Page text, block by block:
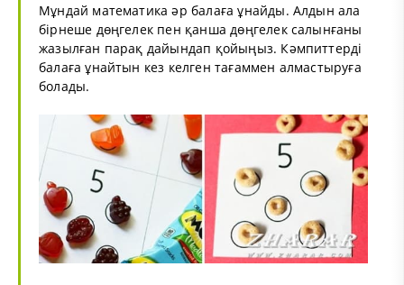
Мұндай математика әр балаға ұнайды. Алдын ала
бірнеше дөңгелек пен қанша дөңгелек салынғаны
жазылған парақ дайындап қойыңыз. Кәмпиттерді
балаға ұнайтын кез келген тағаммен алмастыруға
болады.